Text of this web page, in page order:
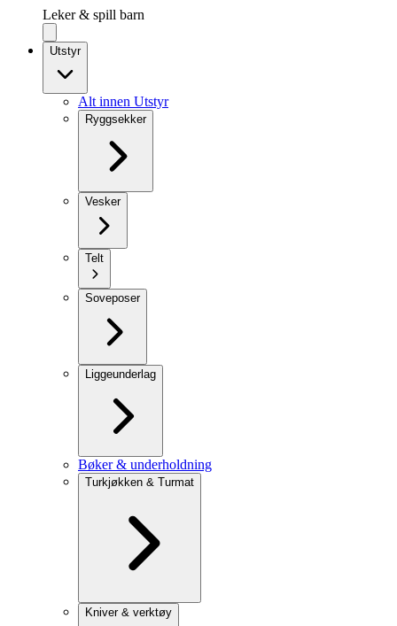
Leker & spill barn
Utstyr
Alt innen Utstyr
Ryggsekker
Vesker
Telt
Soveposer
Liggeunderlag
Bøker & underholdning
Turkjøkken & Turmat
Kniver & verktøy